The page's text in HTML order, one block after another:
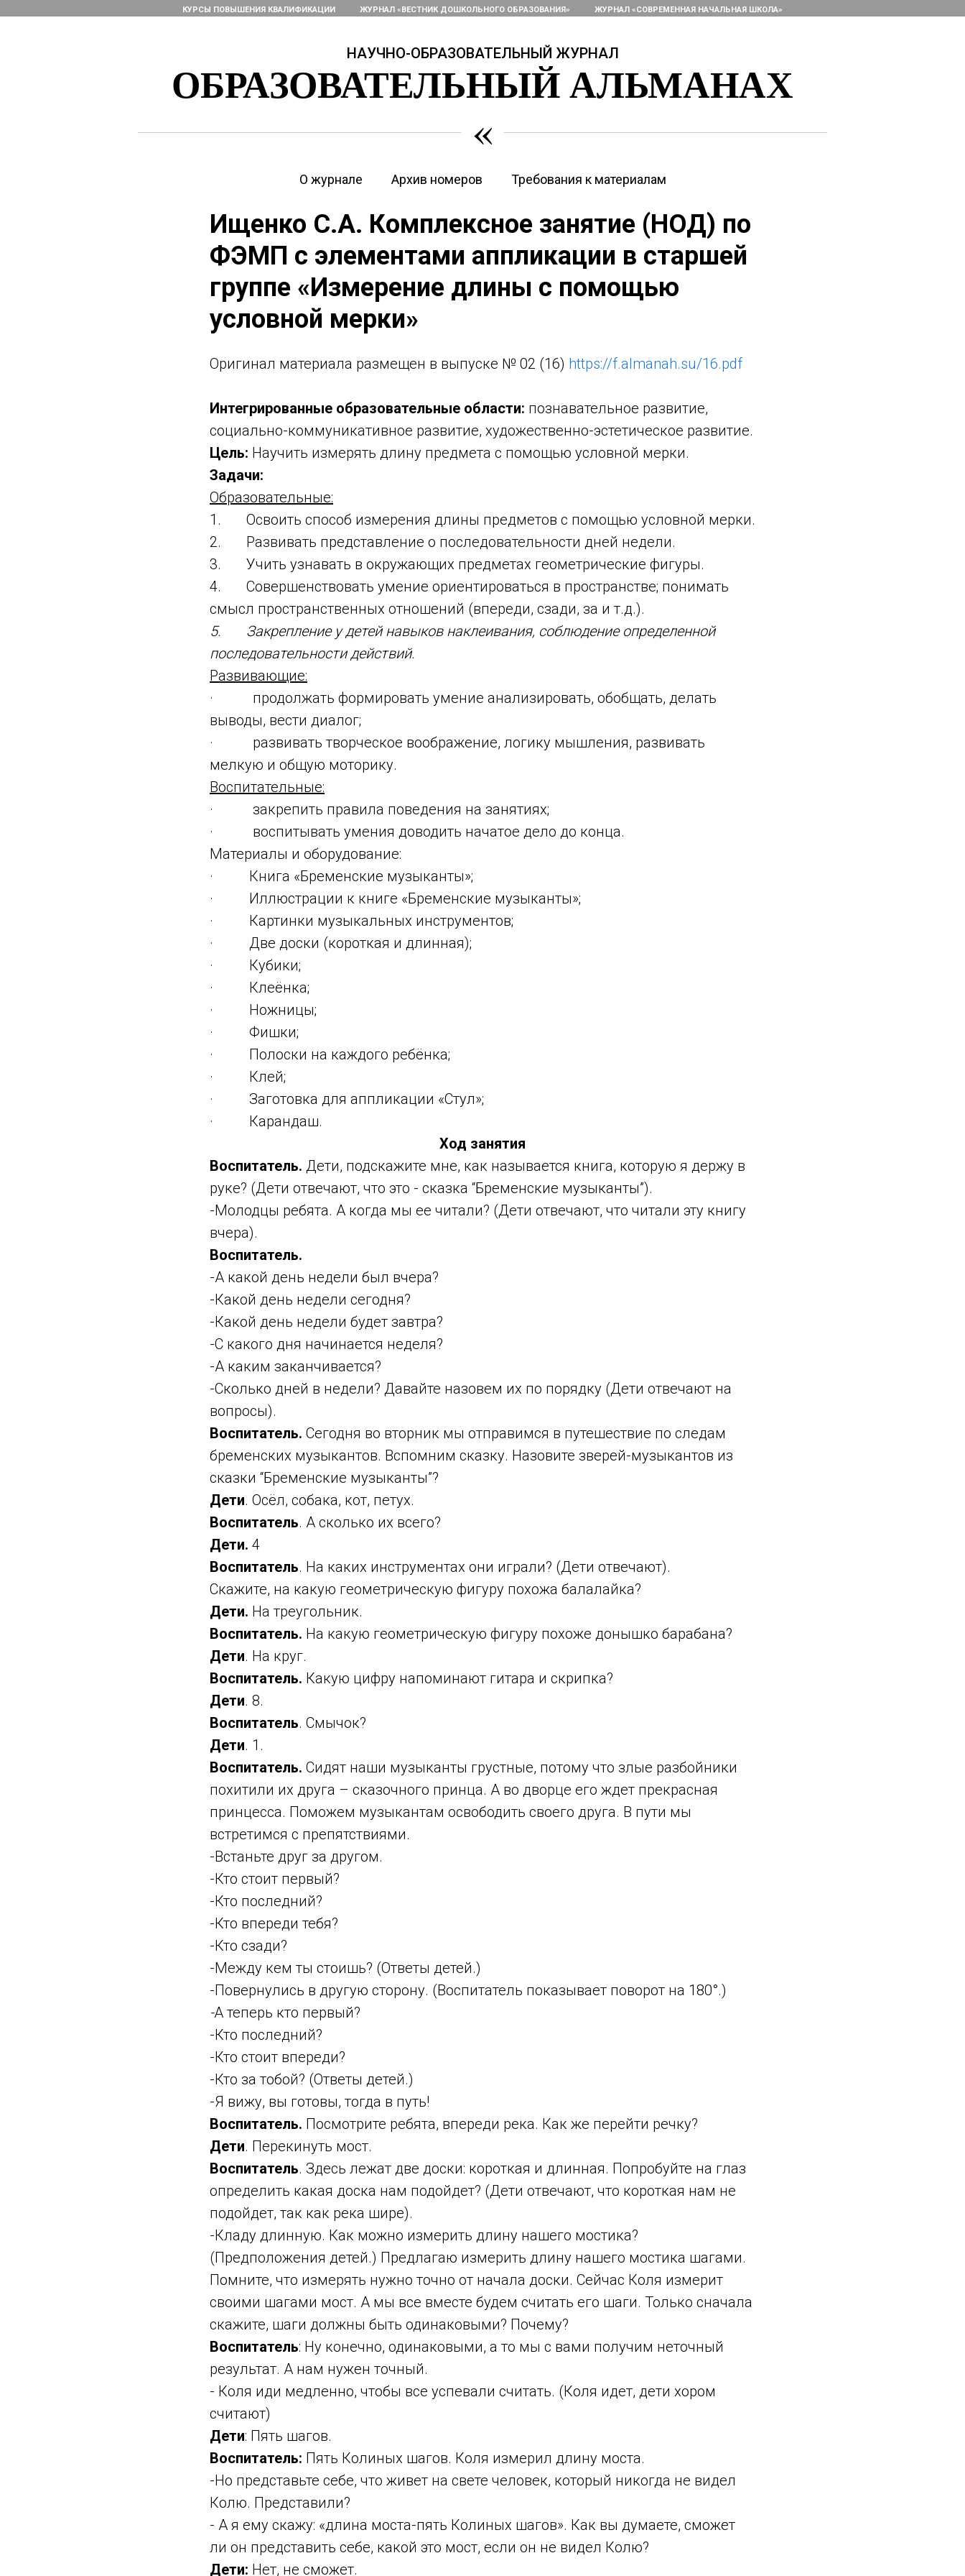
КУРСЫ ПОВЫШЕНИЯ КВАЛИФИКАЦИИ ЖУРНАЛ «ВЕСТНИК ДОШКОЛЬНОГО ОБРАЗОВАНИЯ» ЖУРНАЛ «СОВРЕМЕННАЯ НАЧАЛЬНАЯ ШКОЛА»
НАУЧНО-ОБРАЗОВАТЕЛЬНЫЙ ЖУРНАЛ
ОБРАЗОВАТЕЛЬНЫЙ АЛЬМАНАХ
«
О журнале Архив номеров Требования к материалам
Ищенко С.А. Комплексное занятие (НОД) по
ФЭМП с элементами аппликации в старшей
группе «Измерение длины с помощью
условной мерки»
Оригинал материала размещен в выпуске № 02 (16) https://f.almanah.su/16.pdf
Интегрированные образовательные области: познавательное развитие,
социально-коммуникативное развитие, художественно-эстетическое развитие.
Цель: Научить измерять длину предмета с помощью условной мерки.
Задачи:
Образовательные:
1. Освоить способ измерения длины предметов с помощью условной мерки.
2. Развивать представление о последовательности дней недели.
3. Учить узнавать в окружающих предметах геометрические фигуры.
4. Совершенствовать умение ориентироваться в пространстве; понимать
смысл пространственных отношений (впереди, сзади, за и т.д.).
5. Закрепление у детей навыков наклеивания, соблюдение определенной
последовательности действий.
Развивающие:
· продолжать формировать умение анализировать, обобщать, делать
выводы, вести диалог;
· развивать творческое воображение, логику мышления, развивать
мелкую и общую моторику.
Воспитательные:
· закрепить правила поведения на занятиях;
· воспитывать умения доводить начатое дело до конца.
Материалы и оборудование:
· Книга «Бременские музыканты»;
· Иллюстрации к книге «Бременские музыканты»;
· Картинки музыкальных инструментов;
· Две доски (короткая и длинная);
· Кубики;
· Клеёнка;
· Ножницы;
· Фишки;
· Полоски на каждого ребёнка;
· Клей;
· Заготовка для аппликации «Стул»;
· Карандаш.
Ход занятия
Воспитатель. Дети, подскажите мне, как называется книга, которую я держу в
руке? (Дети отвечают, что это - сказка “Бременские музыканты”).
-Молодцы ребята. А когда мы ее читали? (Дети отвечают, что читали эту книгу
вчера).
Воспитатель.
-А какой день недели был вчера?
-Какой день недели сегодня?
-Какой день недели будет завтра?
-С какого дня начинается неделя?
-А каким заканчивается?
-Сколько дней в недели? Давайте назовем их по порядку (Дети отвечают на
вопросы).
Воспитатель. Сегодня во вторник мы отправимся в путешествие по следам
бременских музыкантов. Вспомним сказку. Назовите зверей-музыкантов из
сказки “Бременские музыканты”?
Дети. Осёл, собака, кот, петух.
Воспитатель. А сколько их всего?
Дети. 4
Воспитатель. На каких инструментах они играли? (Дети отвечают).
Скажите, на какую геометрическую фигуру похожа балалайка?
Дети. На треугольник.
Воспитатель. На какую геометрическую фигуру похоже донышко барабана?
Дети. На круг.
Воспитатель. Какую цифру напоминают гитара и скрипка?
Дети. 8.
Воспитатель. Смычок?
Дети. 1.
Воспитатель. Сидят наши музыканты грустные, потому что злые разбойники
похитили их друга – сказочного принца. А во дворце его ждет прекрасная
принцесса. Поможем музыкантам освободить своего друга. В пути мы
встретимся с препятствиями.
-Встаньте друг за другом.
-Кто стоит первый?
-Кто последний?
-Кто впереди тебя?
-Кто сзади?
-Между кем ты стоишь? (Ответы детей.)
-Повернулись в другую сторону. (Воспитатель показывает поворот на 180°.)
-А теперь кто первый?
-Кто последний?
-Кто стоит впереди?
-Кто за тобой? (Ответы детей.)
-Я вижу, вы готовы, тогда в путь!
Воспитатель. Посмотрите ребята, впереди река. Как же перейти речку?
Дети. Перекинуть мост.
Воспитатель. Здесь лежат две доски: короткая и длинная. Попробуйте на глаз
определить какая доска нам подойдет? (Дети отвечают, что короткая нам не
подойдет, так как река шире).
-Кладу длинную. Как можно измерить длину нашего мостика?
(Предположения детей.) Предлагаю измерить длину нашего мостика шагами.
Помните, что измерять нужно точно от начала доски. Сейчас Коля измерит
своими шагами мост. А мы все вместе будем считать его шаги. Только сначала
скажите, шаги должны быть одинаковыми? Почему?
Воспитатель: Ну конечно, одинаковыми, а то мы с вами получим неточный
результат. А нам нужен точный.
- Коля иди медленно, чтобы все успевали считать. (Коля идет, дети хором
считают)
Дети: Пять шагов.
Воспитатель: Пять Колиных шагов. Коля измерил длину моста.
-Но представьте себе, что живет на свете человек, который никогда не видел
Колю. Представили?
- А я ему скажу: «длина моста-пять Колиных шагов». Как вы думаете, сможет
ли он представить себе, какой это мост, если он не видел Колю?
Дети: Нет, не сможет.